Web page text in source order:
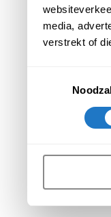
media,
verstrekt of